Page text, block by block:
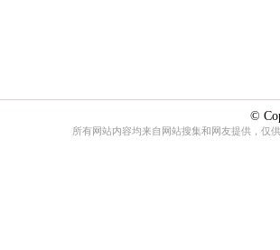
©
所有网站内容均来自网站搜集和网友提供，仅